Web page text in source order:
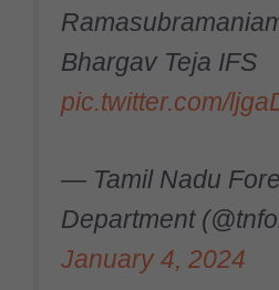
Bhargav Teja IFS
pic.twitter.com/
— Tamil Nadu
Department
January 4, 2024